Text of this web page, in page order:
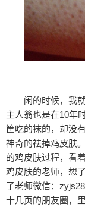
闲的时候，我
主人翁也是在10年
筐吃的抹的，却没
神奇的祛掉鸡皮肤
的鸡皮肤过程，看
鸡皮肤的老师，想
了老师微信：
十几页的朋友圈，